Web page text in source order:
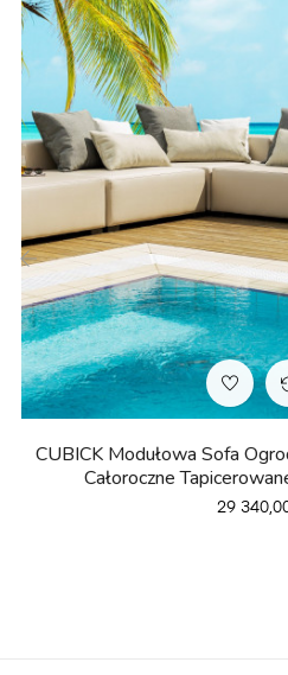
CUBICK Modułowa Sofa
Całoroczne
Cena
29
‹